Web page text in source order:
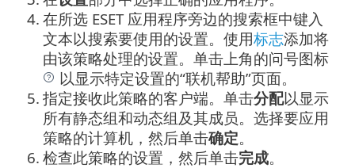
4. 在所选 ESET 应用程序旁边的搜索框中键入
文本以搜索要使用的设置。使用标志添加将
由该策略处理的设置。单击上角的问号图标
以显示特定设置的“联机帮助”页面。
5. 指定接收此策略的客户端。单击分配以显示
所有静态组和动态组及其成员。选择要应用
策略的计算机，然后单击确定。
6. 检查此策略的设置，然后单击完成。